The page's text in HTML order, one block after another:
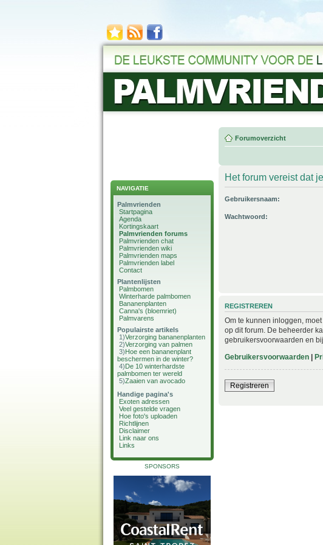
NAVIGATIE
Palmvrienden
Startpagina
Agenda
Kortingskaart
Palmvrienden forums
Palmvrienden chat
Palmvrienden wiki
Palmvrienden maps
Palmvrienden label
Contact
Plantenlijsten
Palmbomen
Winterharde palmbomen
Bananenplanten
Canna's (bloemriet)
Palmvarens
Populairste artikels
1)Verzorging bananenplanten
2)Verzorging van palmen
3)Hoe een bananenplant
beschermen in de winter?
4)De 10 winterhardste
palmbomen ter wereld
5)Zaaien van avocado
Handige pagina's
Exoten adressen
Veel gestelde vragen
Hoe foto's uploaden
Richtlijnen
Disclaimer
Link naar ons
Links
SPONSORS
Forumoverzicht
Het forum vereist dat
Gebruikersnaam:
Wachtwoord:
REGISTREREN
Om te kunnen inloggen,
op dit forum. De beheerder
gebruikersvoorwaarden en
Gebruikersvoorwaarden |
Registreren